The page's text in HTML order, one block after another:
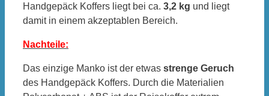
Handgepäck Koffers liegt bei ca. 3,2 kg und liegt
damit in einem akzeptablen Bereich.
Nachteile:
Das einzige Manko ist der etwas strenge Geruch
des Handgepäck Koffers. Durch die Materialien